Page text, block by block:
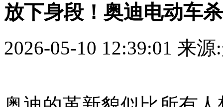
放下身段！奥迪电动车
2026-05-10 12:39:01 来源